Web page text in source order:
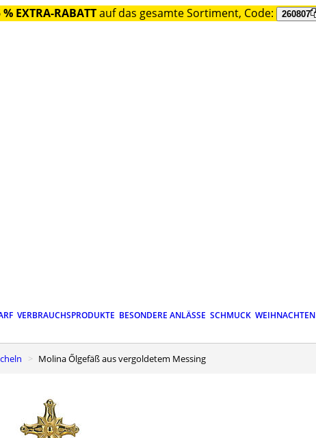
% EXTRA-RABATTauf das gesamte Sortiment, Code: 260807
VERBRAUCHSPRODUKTE BESONDERE ANLÄSSE SCHMUCK WEIHNACHTEN
Molina Őlgefäß aus vergoldetem Messing